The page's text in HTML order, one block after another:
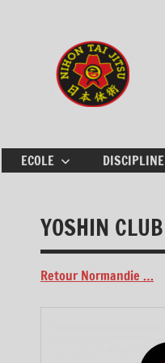
ECOLE DISCIPLINE
YOSHIN CLUB
Retour Normandie …